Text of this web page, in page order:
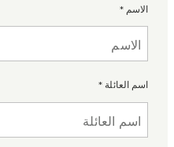
الاسم *
اسم العائلة *